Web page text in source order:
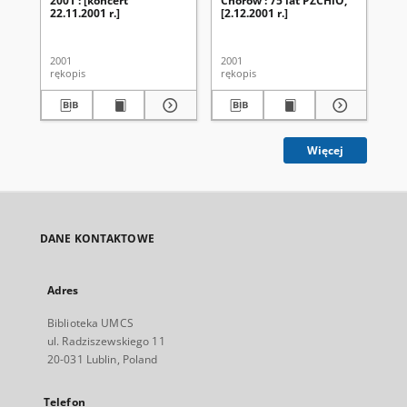
22.11.2001 r.]
2001
rękopis
[2.12.2001 r.]
2001
rękopis
Więcej
DANE KONTAKTOWE
Adres
Biblioteka UMCS
ul. Radziszewskiego 11
20-031 Lublin, Poland
Telefon